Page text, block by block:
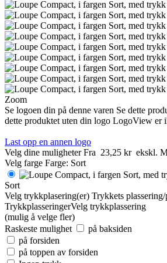
Zoom
Se logoen din på denne varen Se dette
dette produktet uten din logo LogoView er
Last opp en annen logo
Velg dine muligheter Fra 23,25 kr ekskl.
Velg farge Farge: Sort
Sort
Velg trykkplasering(er) Trykkets plassering/
TrykkplasseringerVelg trykkplassering
(mulig å velge fler)
Raskeste mulighet
på baksiden
på forsiden
på toppen av forsiden